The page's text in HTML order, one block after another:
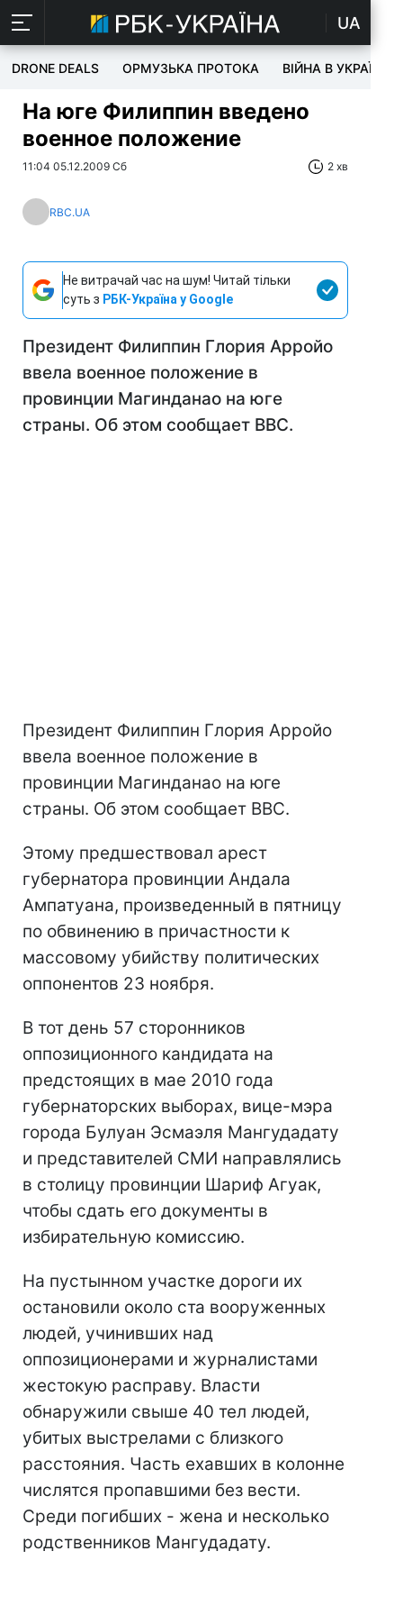
UA
DRONE DEALS ОРМУЗЬКА ПРОТОКА ВІЙНА В УКРАЇНІ
На юге Филиппин введено
военное положение
11:04 05.12.2009 Сб 2 хв
RBC.UA
Не витрачай час на шум! Читай тільки
суть з РБК-Україна у Google
Президент Филиппин Глория Арройо
ввела военное положение в
провинции Магинданао на юге
страны. Об этом сообщает BBC.
Президент Филиппин Глория Арройо
ввела военное положение в
провинции Магинданао на юге
страны. Об этом сообщает BBC.
Этому предшествовал арест
губернатора провинции Андала
Ампатуана, произведенный в пятницу
по обвинению в причастности к
массовому убийству политических
оппонентов 23 ноября.
В тот день 57 сторонников
оппозиционного кандидата на
предстоящих в мае 2010 года
губернаторских выборах, вице-мэра
города Булуан Эсмаэля Мангудадату
и представителей СМИ направлялись
в столицу провинции Шариф Агуак,
чтобы сдать его документы в
избирательную комиссию.
На пустынном участке дороги их
остановили около ста вооруженных
людей, учинивших над
оппозиционерами и журналистами
жестокую расправу. Власти
обнаружили свыше 40 тел людей,
убитых выстрелами с близкого
расстояния. Часть ехавших в колонне
числятся пропавшими без вести.
Среди погибших - жена и несколько
родственников Мангудадату.